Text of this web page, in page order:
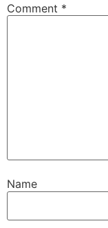
Comment *
Name